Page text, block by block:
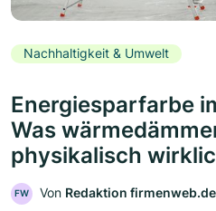
Nachhaltigkeit & Umwelt
Energiesparfarbe
Was
physikalisch
FW Von Redaktion firmenweb.de